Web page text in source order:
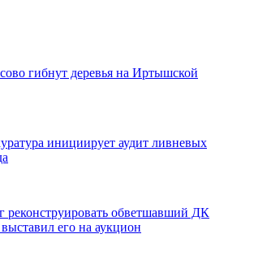
гибнут деревья на Иртышской
инициирует аудит ливневых
реконструировать обветшавший ДК
его на аукцион